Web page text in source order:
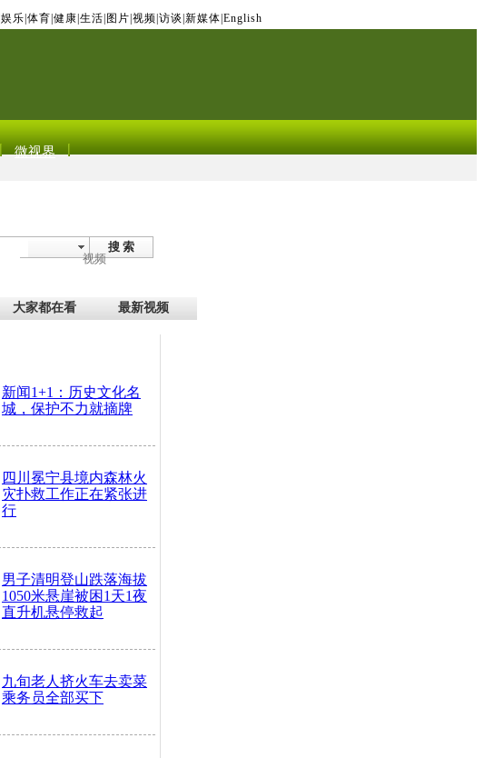
娱乐 体育 健康 生活 图片 视频 访谈 新媒体 English
微视界
搜 索
视频
大家都在看 最新视频
新闻1+1：历史文化名
城，保护不力就摘牌
四川冕宁县境内森林火
灾扑救工作正在紧张进
行
男子清明登山跌落海拔
1050米悬崖被困1天1夜
直升机悬停救起
九旬老人挤火车去卖菜
乘务员全部买下